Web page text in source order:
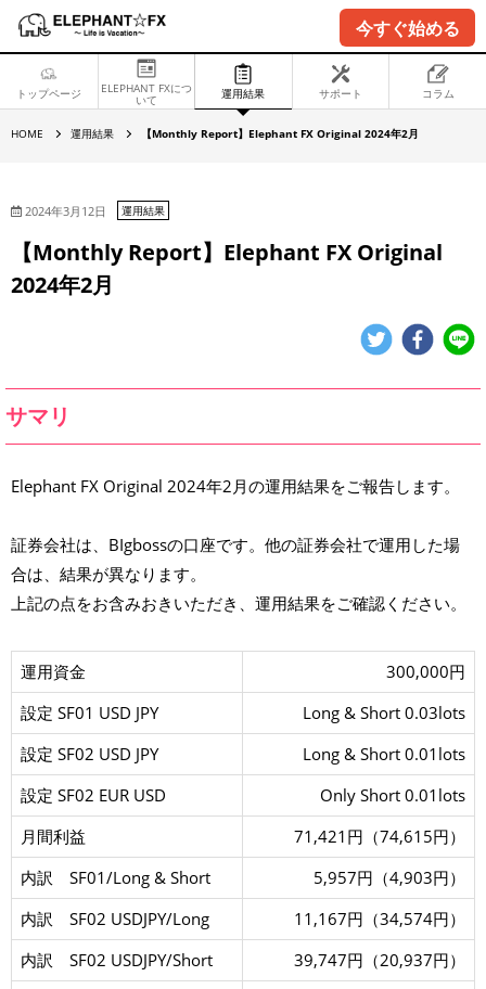
今すぐ始める
トップページ ELEPHANT FXにつ
いて 運用結果 サポート コラム
HOME
h
R
p
e
h
F
X
i
g
a
0
2
4
年
2
月
運用結果 【Monthly Report】Elephant FX Original 2024年2月
2024年3月12日 運用結果
【Monthly Report】Elephant FX Original
2024年2月
サマリ
Elephant FX Original 2024年2月の運用結果をご報告します。
証券会社は、BIgbossの口座です。他の証券会社で運用した場
合は、結果が異なります。
上記の点をお含みおきいただき、運用結果をご確認ください。
運用資金
300,000円
設定 SF01 USD JPY
Long & Short 0.03lots
設定 SF02 USD JPY
Long & Short 0.01lots
設定 SF02 EUR USD
Only Short 0.01lots
月間利益
71,421円（74,615円）
内訳 SF01/Long & Short
5,957円（4,903円）
内訳 SF02 USDJPY/Long
11,167円（34,574円）
内訳 SF02 USDJPY/Short
39,747円（20,937円）